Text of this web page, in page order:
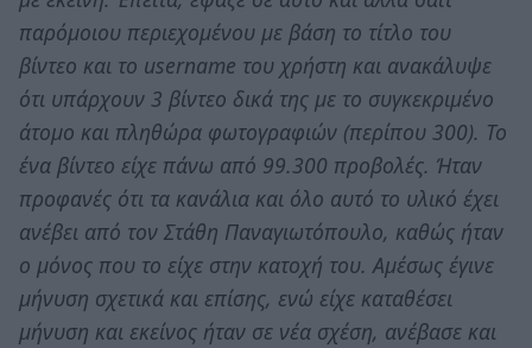
παρόμοιου περιεχομένου με βάση το τίτλο του
βίντεο και το username του χρήστη και ανακάλυψε
ότι υπάρχουν 3 βίντεο δικά της με το συγκεκριμένο
άτομο και πληθώρα φωτογραφιών (περίπου 300). Το
ένα βίντεο είχε πάνω από 99.300 προβολές. Ήταν
προφανές ότι τα κανάλια και όλο αυτό το υλικό έχει
ανέβει από τον Στάθη Παναγιωτόπουλο, καθώς ήταν
ο μόνος που το είχε στην κατοχή του. Αμέσως έγινε
μήνυση σχετικά και επίσης, ενώ είχε καταθέσει
μήνυση και εκείνος ήταν σε νέα σχέση, ανέβασε και